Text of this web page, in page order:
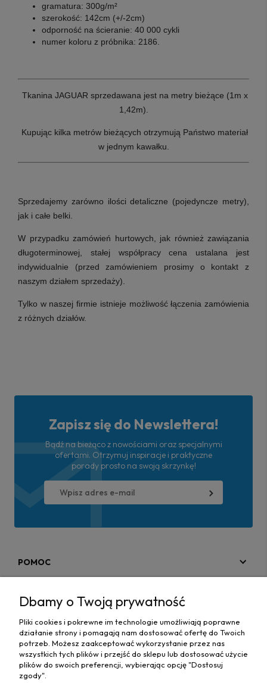
gramatura: 300g/m²
szerokość: 142cm (+/-2cm)
odporność na ścieranie: 40 000 cykli
numer koloru z próbnika: 2186.
Tkanina JAGUAR sprzedawana jest na metry bieżące (1m x
1,42m).
Kupując kilka metrów bieżących otrzymują Państwo materiał
w jednym kawałku.
Sprzedajemy zarówno ilości detaliczne (pojedyncze metry),
jak i całe belki.
W przypadku zamówień hurtowych, jak również zawiązania
długoterminowej, stałej współpracy cena ustalana jest
indywidualnie (przed zamówieniem prosimy o kontakt z
naszym działem sprzedaży).
Tylko w naszej firmie istnieje możliwość łączenia zamówienia
z różnych działów.
Zapisz się do Newslettera!
Bądź na bieżąco z nowościami oraz specjalnymi
ofertami. Otrzymuj inspiracje i praktyczne
porady prosto na swoją skrzynkę!
POMOC
MAPA STRONY
INFORMACJE
Dbamy o Twoją prywatność
Pliki cookies i pokrewne im technologie umożliwiają poprawne
działanie strony i pomagają nam dostosować ofertę do Twoich
potrzeb. Możesz zaakceptować wykorzystanie przez nas
wszystkich tych plików i przejść do sklepu lub dostosować użycie
plików do swoich preferencji, wybierając opcję "Dostosuj
zgody".